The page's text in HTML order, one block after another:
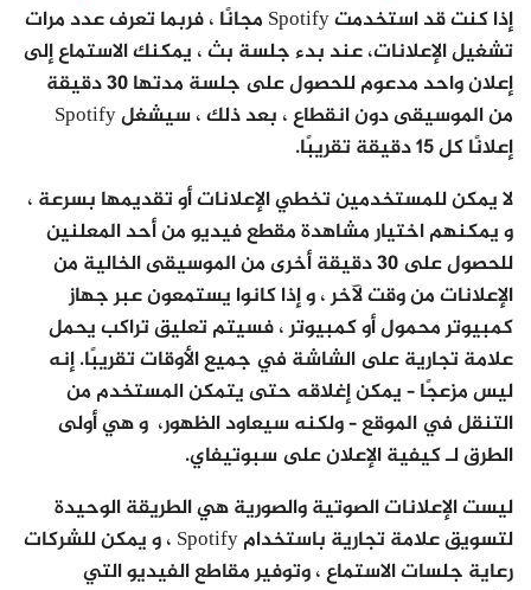
إذا كنت قد استخدمت Spotify مجانًا ، فربما تعرف عدد مرات
تشغيل الإعلانات، عند بدء جلسة بث ، يمكنك الاستماع إلى
إعلان واحد مدعوم للحصول على جلسة مدتها 30 دقيقة
من الموسيقى دون انقطاع ، بعد ذلك ، سيشغل Spotify
إعلانًا كل 15 دقيقة تقريبًا.
لا يمكن للمستخدمين تخطي الإعلانات أو تقديمها بسرعة ،
و يمكنهم اختيار مشاهدة مقطع فيديو من أحد المعلنين
للحصول على 30 دقيقة أخرى من الموسيقى الخالية من
الإعلانات من وقت لآخر ، و إذا كانوا يستمعون عبر جهاز
كمبيوتر محمول أو كمبيوتر ، فسيتم تعليق تراكب يحمل
علامة تجارية على الشاشة في جميع الأوقات تقريبًا. إنه
ليس مزعجًا – يمكن إغلاقه حتى يتمكن المستخدم من
التنقل في الموقع – ولكنه سيعاود الظهور، و هي أولى
الطرق لـ كيفية الإعلان على سبوتيفاي.
ليست الإعلانات الصوتية والصورية هي الطريقة الوحيدة
لتسويق علامة تجارية باستخدام Spotify ، و يمكن للشركات
رعاية جلسات الاستماع ، وتوفير مقاطع الفيديو التي